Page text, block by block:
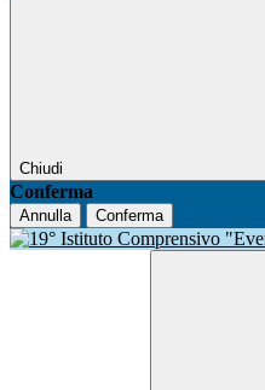
Chiudi
Conferma
Annulla Conferma